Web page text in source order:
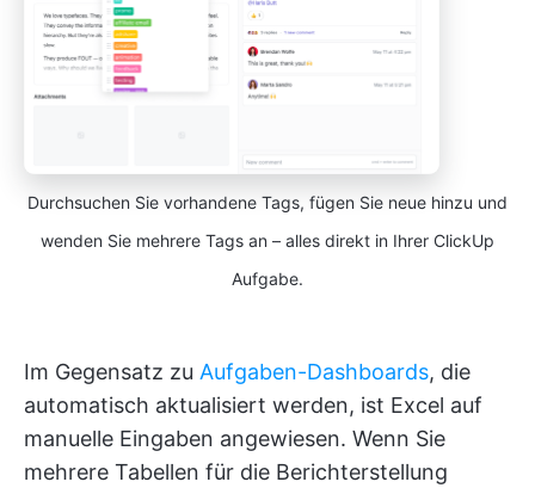
Durchsuchen Sie vorhandene Tags, fügen Sie neue hinzu und
wenden Sie mehrere Tags an – alles direkt in Ihrer ClickUp
Aufgabe.
Im Gegensatz zu Aufgaben-Dashboards, die
automatisch aktualisiert werden, ist Excel auf
manuelle Eingaben angewiesen. Wenn Sie
mehrere Tabellen für die Berichterstellung